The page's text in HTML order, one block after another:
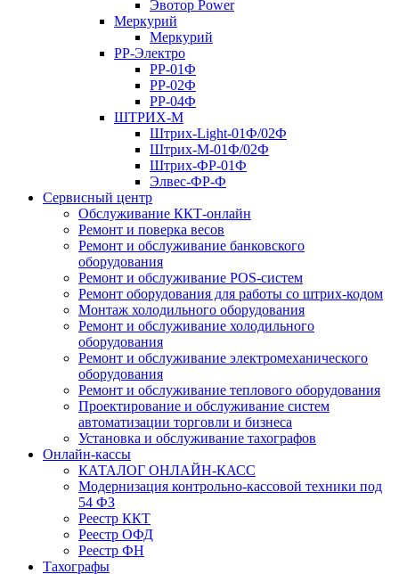
Эвотор Power
Меркурий
Меркурий
РР-Электро
РР-01Ф
РР-02Ф
РР-04Ф
ШТРИХ-М
Штрих-Light-01Ф/02Ф
Штрих-М-01Ф/02Ф
Штрих-ФР-01Ф
Элвес-ФР-Ф
Сервисный центр
Обслуживание ККТ-онлайн
Ремонт и поверка весов
Ремонт и обслуживание банковского
оборудования
Ремонт и обслуживание POS-систем
Ремонт оборудования для работы со штрих-кодом
Монтаж холодильного оборудования
Ремонт и обслуживание холодильного
оборудования
Ремонт и обслуживание электромеханического
оборудования
Ремонт и обслуживание теплового оборудования
Проектирование и обслуживание систем
автоматизации торговли и бизнеса
Установка и обслуживание тахографов
Онлайн-кассы
КАТАЛОГ ОНЛАЙН-КАСС
Модернизация контрольно-кассовой техники под
54 ФЗ
Реестр ККТ
Реестр ОФД
Реестр ФН
Тахографы